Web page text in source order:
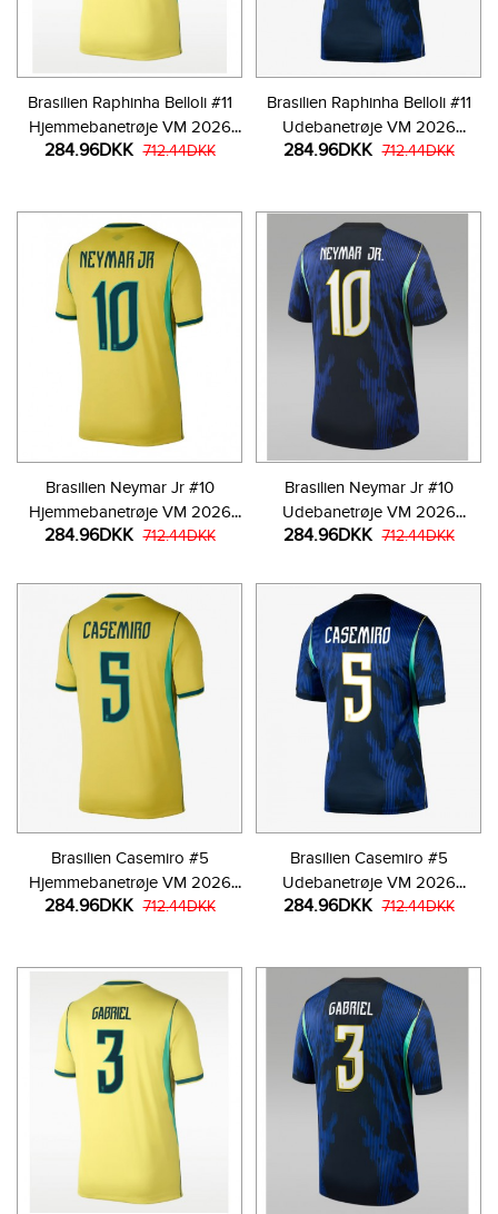
Brasilien Raphinha Belloli #11
Hjemmebanetrøje VM 2026
Kortærmet
284.96DKK 712.44DKK
Brasilien Raphinha Belloli #11
Udebanetrøje VM 2026
Kortærmet
284.96DKK 712.44DKK
Brasilien Neymar Jr #10
Hjemmebanetrøje VM 2026
Kortærmet
284.96DKK 712.44DKK
Brasilien Neymar Jr #10
Udebanetrøje VM 2026
Kortærmet
284.96DKK 712.44DKK
Brasilien Casemiro #5
Hjemmebanetrøje VM 2026
Kortærmet
284.96DKK 712.44DKK
Brasilien Casemiro #5
Udebanetrøje VM 2026
Kortærmet
284.96DKK 712.44DKK